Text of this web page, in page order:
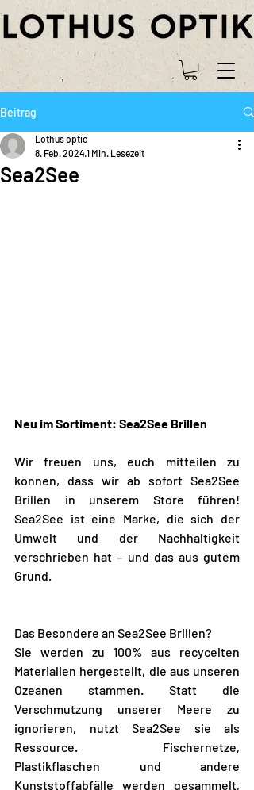
Beitrag
Sea2See
Lothus optic
8. Feb. 20241 Min. Lesezeit
Neu im Sortiment: Sea2See Brillen
Wir freuen uns, euch mitteilen zu
können, dass wir ab sofort Sea2See
Brillen in unserem Store führen!
Sea2See ist eine Marke, die sich der
Umwelt und der Nachhaltigkeit
verschrieben hat – und das aus gutem
Grund.
Das Besondere an Sea2See Brillen?
Sie werden zu 100% aus recycelten
Materialien hergestellt, die aus unseren
Ozeanen stammen. Statt die
Verschmutzung unserer Meere zu
ignorieren, nutzt Sea2See sie als
Ressource. Fischernetze,
Plastikflaschen und andere
Kunststoffabfälle werden gesammelt,